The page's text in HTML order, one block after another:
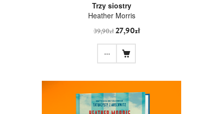
Trzy siostry
Heather Morris
39,90zł27,90zł
...